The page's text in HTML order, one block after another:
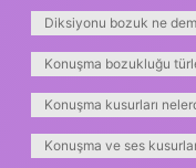
Diksiyonu bozuk ne
Konuşma bozukluğu
Konuşma kusurları
Konuşma ve ses